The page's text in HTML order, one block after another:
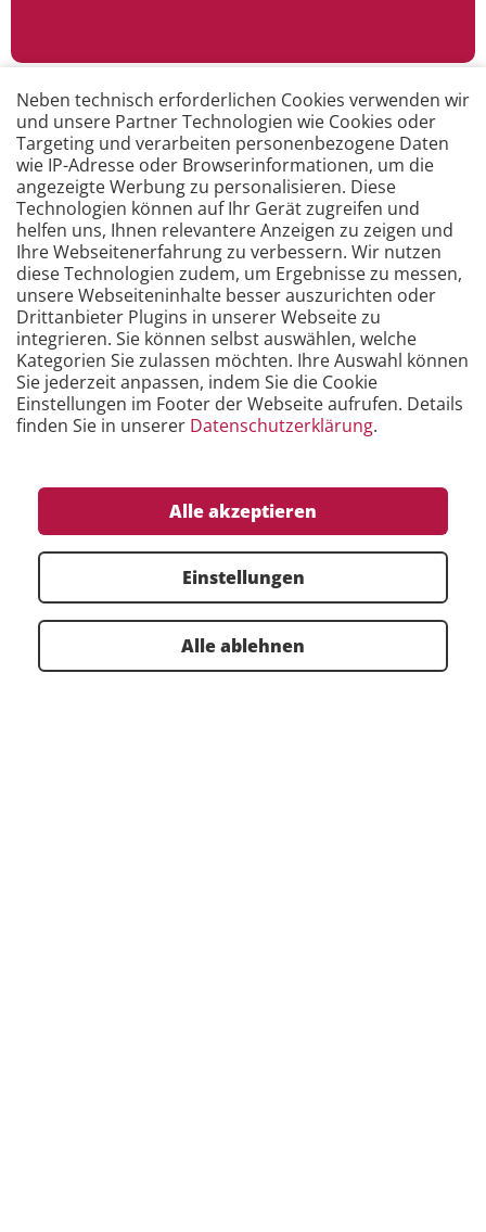
Wählen Sie einen Standort oder ein Produkt aus:
Filter zurücksetzen
Prüf- und Control-Plan
Unsere E-Learning Kurse
Mit wenig Zeitaufwand die Grundlagen erlernen.
Wo und wann Sie wollen.
Mehr erfahren …
Neben technisch erforderlichen Cookies verwenden wir
und unsere Partner Technologien wie Cookies oder
Targeting und verarbeiten personenbezogene Daten
wie IP-Adresse oder Browserinformationen, um die
angezeigte Werbung zu personalisieren. Diese
Technologien können auf Ihr Gerät zugreifen und
helfen uns, Ihnen relevantere Anzeigen zu zeigen und
Ihre Webseitenerfahrung zu verbessern. Wir nutzen
diese Technologien zudem, um Ergebnisse zu messen,
unsere Webseiteninhalte besser auszurichten oder
Drittanbieter Plugins in unserer Webseite zu
integrieren. Sie können selbst auswählen, welche
Kategorien Sie zulassen möchten. Ihre Auswahl können
Sie jederzeit anpassen, indem Sie die Cookie
Einstellungen im Footer der Webseite aufrufen. Details
finden Sie in unserer Datenschutzerklärung.
Alle akzeptieren
Einstellungen
Alle ablehnen